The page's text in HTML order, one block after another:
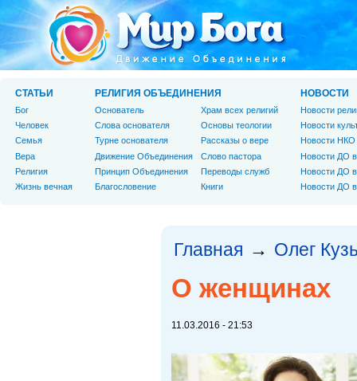
Главная → Олег
О женщинах
11.03.2016 - 21:53
СТАТЬИ
Бог
Человек
Cемья
Вера
Религия
Жизнь вечная
РЕЛИГИЯ ОБЪЕДИНЕНИЯ
Основатель
Слова основателя
Турне основателя
Движение Объединения
Принцип Объединения
Благословение
Храм всех религий
Основы теологии
Рассказы о вере
Слово пастора
Переводы служб
Книги
НОВОСТИ
Новости
Новости
Новости НКО
Новости ДО
Новости ДО
Новости ДО